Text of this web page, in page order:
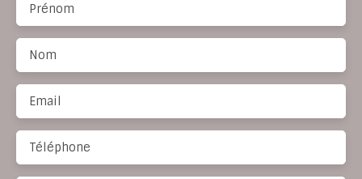
Prénom
Nom
Email
Téléphone